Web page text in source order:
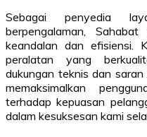
Sebagai penyedia
berpengalaman,
keandalan dan efisiensi.
peralatan yang
dukungan teknis dan
memaksimalkan
terhadap kepuasan
dalam kesuksesan kami